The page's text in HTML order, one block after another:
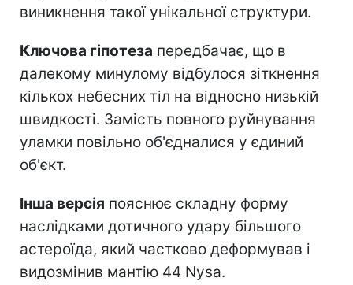
виникнення такої унікальної структури.
Ключова гіпотеза передбачає, що в
далекому минулому відбулося зіткнення
кількох небесних тіл на відносно низькій
швидкості. Замість повного руйнування
уламки повільно об'єдналися у єдиний
об'єкт.
Інша версія пояснює складну форму
наслідками дотичного удару більшого
астероїда, який частково деформував і
видозмінив мантію 44 Nysa.